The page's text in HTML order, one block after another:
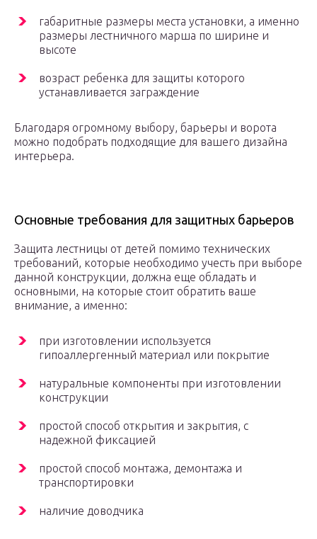
габаритные размеры места установки, а именно
размеры лестничного марша по ширине и
высоте
возраст ребенка для защиты которого
устанавливается заграждение
Благодаря огромному выбору, барьеры и ворота
можно подобрать подходящие для вашего дизайна
интерьера.
Основные требования для защитных барьеров
Защита лестницы от детей помимо технических
требований, которые необходимо учесть при выборе
данной конструкции, должна еще обладать и
основными, на которые стоит обратить ваше
внимание, а именно:
при изготовлении используется
гипоаллергенный материал или покрытие
натуральные компоненты при изготовлении
конструкции
простой способ открытия и закрытия, с
надежной фиксацией
простой способ монтажа, демонтажа и
транспортировки
наличие доводчика